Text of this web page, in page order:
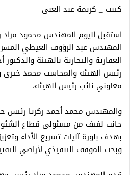
كتبت _ كريمة عبد الغني
استقبل اليوم المهندس محمود مراد
المهندس عبد الرؤوف الغيطي
العقارية والتجارية بالهيئة
رئيس الهيئة والمحاسب محمد
معاوني نائب رئيس الهيئة،
والمهندس محمد أحمد زكريا رئيس
جانب لفيف من مسئولي قطاع الشئون
بهدف بلورة آليات تسريع الأداء
وبحث الموقف التنفيذي لأراضي